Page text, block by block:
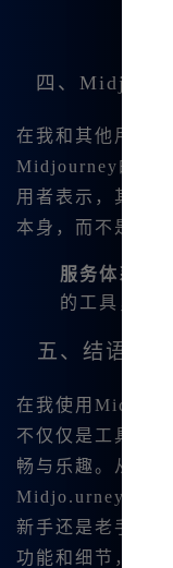
四、
在我和其他用户
Midjourney的能
用者表示，其稳
本身，而不是被
服务体系完善
的工具，让
五、结语
在我使用
不仅仅是工具的
畅与乐趣。从生
Midjo.urney为我
新手还是老手，
功能和细节，欢